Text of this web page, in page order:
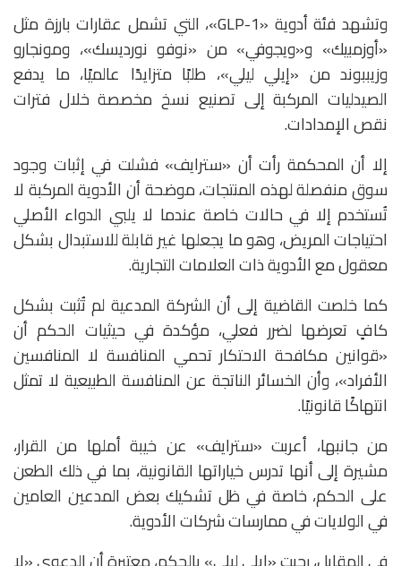
وتشهد فئة أدوية «GLP-1»، التي تشمل عقارات بارزة مثل
«أوزمبيك» و«ويجوفي» من «نوفو نورديسك»، ومونجارو
وزيببوند من «إيلي ليلي»، طلبًا متزايدًا عالميًا، ما يدفع
الصيدليات المركبة إلى تصنيع نسخ مخصصة خلال فترات
نقص الإمدادات.
إلا أن المحكمة رأت أن «سترايف» فشلت في إثبات وجود
سوق منفصلة لهذه المنتجات، موضحة أن الأدوية المركبة لا
تُستخدم إلا في حالات خاصة عندما لا يلبي الدواء الأصلي
احتياجات المريض، وهو ما يجعلها غير قابلة للاستبدال بشكل
معقول مع الأدوية ذات العلامات التجارية.
كما خلصت القاضية إلى أن الشركة المدعية لم تُثبت بشكل
كافٍ تعرضها لضرر فعلي، مؤكدة في حيثيات الحكم أن
«قوانين مكافحة الاحتكار تحمي المنافسة لا المنافسين
الأفراد»، وأن الخسائر الناتجة عن المنافسة الطبيعية لا تمثل
انتهاكًا قانونيًا.
من جانبها، أعربت «سترايف» عن خيبة أملها من القرار،
مشيرة إلى أنها تدرس خياراتها القانونية، بما في ذلك الطعن
على الحكم، خاصة في ظل تشكيك بعض المدعين العامين
في الولايات في ممارسات شركات الأدوية.